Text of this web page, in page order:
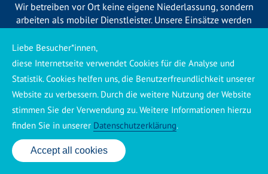
Wir betreiben vor Ort keine eigene Niederlassung, sondern
arbeiten als mobiler Dienstleister. Unsere Einsätze werden
regionale Partnerbetriebe durchgeführt. Dadurch können wir
eine schnelle Verfügbarkeit und einen zuverlässigen 24/7-
Service sicherstellen. Sollte kein eigener Mitarbeiter
unmittelbar verfügbar sein, übernehmen Partnerbetriebe aus
Ihrer Region den Auftrag. Alle eingesetzten Betriebe sind
verpflichtet, Sie vor Beginn der Arbeiten transparent über die
voraussichtlichen Kosten zu informieren und ortsübliche
Preise zu berechnen.
24 Std. Service: ✆ 0176 160 517 86
Accept all cookies
Liebe Besucher*innen,
diese Internetseite verwendet Cookies für die Analyse und
Statistik. Cookies helfen uns, die Benutzerfreundlichkeit unserer
Website zu verbessern. Durch die weitere Nutzung der Website
stimmen Sie der Verwendung zu. Weitere Informationen hierzu
finden Sie in unserer Datenschutzerklärung.